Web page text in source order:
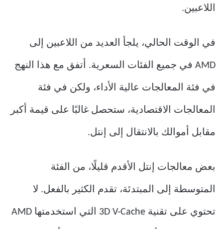
اللاعبين.
في الوقت الحالي، يلجأ العديد من اللاعبين إلى
AMD في جميع الفئات السعرية. أتفق مع هذا النهج
في فئة المعالجات عالية الأداء، ولكن في فئة
المعالجات الاقتصادية، ستحصل غالبًا على قيمة أكبر
مقابل أموالك بالانتقال إلى إنتل.
بعض معالجات إنتل الأقدم قليلًا، من الفئة
المتوسطة إلى المبتدئة، تقدم الكثير بالفعل. لا
تحتوي على تقنية 3D V-Cache التي استخدمتها AMD